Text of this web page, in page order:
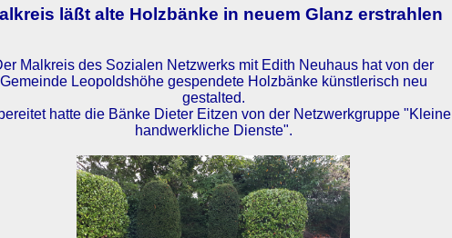
läßt alte Holzbänke in neuem Glanz erstrahlen
Malkreis des Sozialen Netzwerks mit Edith Neuhaus hat von der
Gemeinde Leopoldshöhe gespendete Holzbänke künstlerisch neu
gestalted.
hatte die Bänke Dieter Eitzen von der Netzwerkgruppe "Kleine
handwerkliche Dienste".